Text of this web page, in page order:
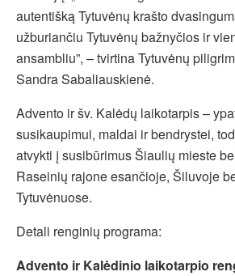
autentišką Tytuvėnų krašto
užburiančiu Tytuvėnų bažnyčios ir
ansambliu”, – tvirtina Tytuvėnų
Sandra Sabaliauskienė.
Advento ir šv. Kalėdų laikotarpis –
susikaupimui, maldai ir bendrystei,
atvykti į susibūrimus Šiaulių mieste
Raseinių rajone esančioje, Šiluvoje
Tytuvėnuose.
Detali renginių programa:
Advento ir Kalėdinio laikotarpio